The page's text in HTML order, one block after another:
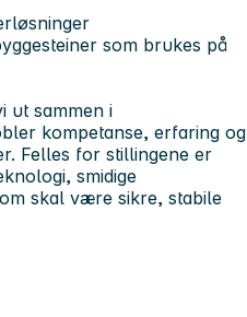
som brukes på
ut sammen i
kompetanse, erfaring og
Felles for stillingene er
smidige
skal være sikre, stabile